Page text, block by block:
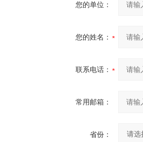
您的单位：
您的姓名：
联系电话：
常用邮箱：
省份：